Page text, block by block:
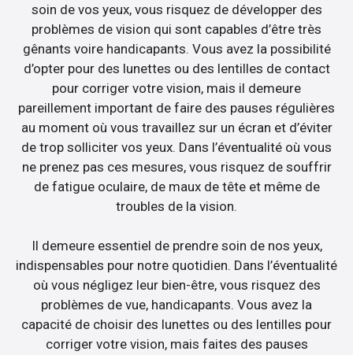
soin de vos yeux, vous risquez de développer des
problèmes de vision qui sont capables d’être très
gênants voire handicapants. Vous avez la possibilité
d’opter pour des lunettes ou des lentilles de contact
pour corriger votre vision, mais il demeure
pareillement important de faire des pauses régulières
au moment où vous travaillez sur un écran et d’éviter
de trop solliciter vos yeux. Dans l’éventualité où vous
ne prenez pas ces mesures, vous risquez de souffrir
de fatigue oculaire, de maux de tête et même de
troubles de la vision.
Il demeure essentiel de prendre soin de nos yeux,
indispensables pour notre quotidien. Dans l’éventualité
où vous négligez leur bien-être, vous risquez des
problèmes de vue, handicapants. Vous avez la
capacité de choisir des lunettes ou des lentilles pour
corriger votre vision, mais faites des pauses